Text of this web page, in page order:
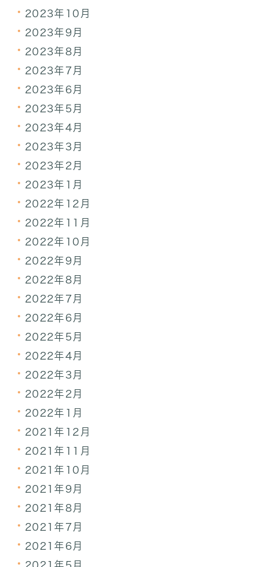
2023年10月
2023年9月
2023年8月
2023年7月
2023年6月
2023年5月
2023年4月
2023年3月
2023年2月
2023年1月
2022年12月
2022年11月
2022年10月
2022年9月
2022年8月
2022年7月
2022年6月
2022年5月
2022年4月
2022年3月
2022年2月
2022年1月
2021年12月
2021年11月
2021年10月
2021年9月
2021年8月
2021年7月
2021年6月
2021年5月